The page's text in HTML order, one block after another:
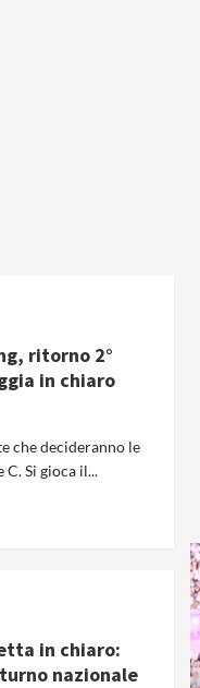
ritorno 2°
in chiaro
che decideranno le
Si gioca il...
in chiaro:
nazionale